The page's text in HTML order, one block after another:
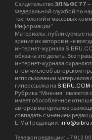
Свидетельство ЭЛ № ФС 77 –
Федеральной службой по
технологий и массовых
Информации”
Материалы, публикуемые на
зрения их авторов и не
интернет-журнала
обязана это делать. Все
интернет-журнала
в том числе об авторском
использовании материалов
гиперссылка на SIBRU.COM
Рубрика “Мнения”
имеет обособленное
авторов материалов
совпадать с мнением
E-Mail редакции:
Телефон редакции: +7 913